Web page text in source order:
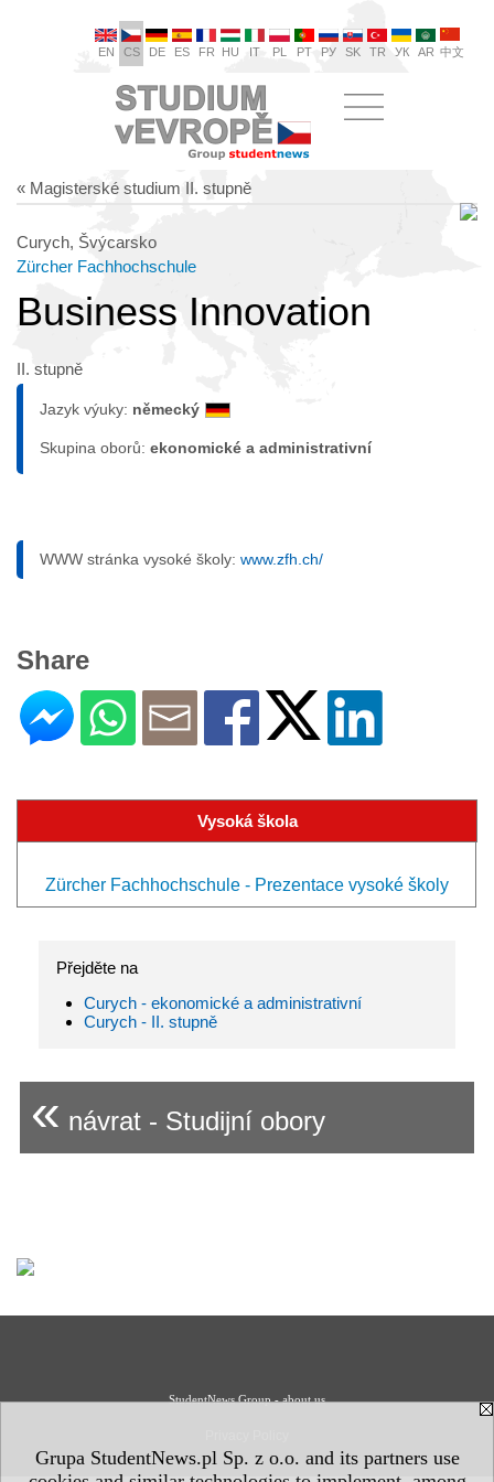
Grupa StudentNews.pl Sp. z o.o. and its partners use
EN CS DE ES FR HU IT PL PT РУ SK TR УК AR 中文
« Magisterské studium II. stupně
Curych, Švýcarsko
Zürcher Fachhochschule
Business Innovation
II. stupně
Jazyk výuky: německý
Skupina oborů: ekonomické a administrativní
WWW stránka vysoké školy: www.zfh.ch/
Share
Vysoká škola
Zürcher Fachhochschule - Prezentace vysoké školy
Přejděte na
Curych - ekonomické a administrativní
Curych - II. stupně
« návrat - Studijní obory
StudentNews Group - about us